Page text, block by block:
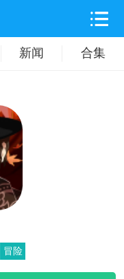
新闻 合集
益智
舞蹈
冒险